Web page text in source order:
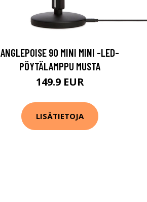
ANGLEPOISE 90 MINI MINI -LED-
PÖYTÄLAMPPU MUSTA
149.9 EUR
LISÄTIETOJA